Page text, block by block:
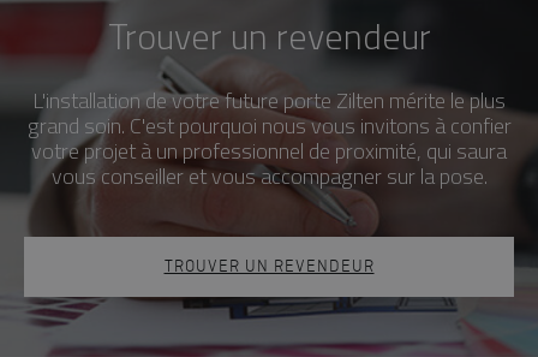
Trouver un revendeur
L'installation de votre future porte Zilten mérite le plus
grand soin. C'est pourquoi nous vous invitons à confier
votre projet à un professionnel de proximité, qui saura
vous conseiller et vous accompagner sur la pose.
TROUVER UN REVENDEUR